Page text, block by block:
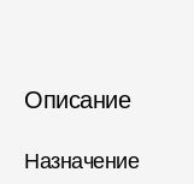
Описание
Назначение